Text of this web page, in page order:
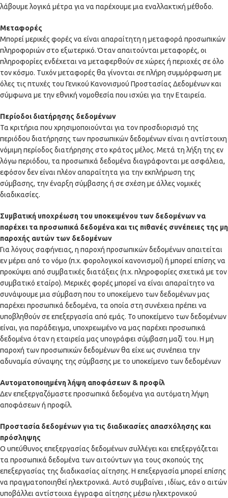
λάβουμε λογικά μέτρα για να παρέχουμε μια εναλλακτική μέθοδο.
Μεταφορές
Μπορεί μερικές φορές να είναι απαραίτητη η μεταφορά προσωπικών
πληροφοριών στο εξωτερικό. Όταν απαιτούνται μεταφορές, οι
πληροφορίες ενδέχεται να μεταφερθούν σε χώρες ή περιοχές σε όλο
τον κόσμο. Τυχόν μεταφορές θα γίνονται σε πλήρη συμμόρφωση με
όλες τις πτυχές του Γενικού Κανονισμού Προστασίας Δεδομένων και
σύμφωνα με την εθνική νομοθεσία που ισχύει για την Εταιρεία.
Περίοδοι διατήρησης δεδομένων
Τα κριτήρια που χρησιμοποιούνται για τον προσδιορισμό της
περιόδου διατήρησης των προσωπικών δεδομένων είναι η αντίστοιχη
νόμιμη περίοδος διατήρησης στο κράτος μέλος. Μετά τη λήξη της εν
λόγω περιόδου, τα προσωπικά δεδομένα διαγράφονται με ασφάλεια,
εφόσον δεν είναι πλέον απαραίτητα για την εκπλήρωση της
σύμβασης, την έναρξη σύμβασης ή σε σχέση με άλλες νομικές
διαδικασίες.
Συμβατική υποχρέωση του υποκειμένου των δεδομένων να
παρέχει τα προσωπικά δεδομένα και τις πιθανές συνέπειες της μη
παροχής αυτών των δεδομένων
Για λόγους σαφήνειας, η παροχή προσωπικών δεδομένων απαιτείται
εν μέρει από το νόμο (π.χ. φορολογικοί κανονισμοί) ή μπορεί επίσης να
προκύψει από συμβατικές διατάξεις (π.χ. πληροφορίες σχετικά με τον
συμβατικό εταίρο). Μερικές φορές μπορεί να είναι απαραίτητο να
συνάψουμε μια σύμβαση που το υποκείμενο των δεδομένων μας
παρέχει προσωπικά δεδομένα, τα οποία στη συνέχεια πρέπει να
υποβληθούν σε επεξεργασία από εμάς. Το υποκείμενο των δεδομένων
είναι, για παράδειγμα, υποχρεωμένο να μας παρέχει προσωπικά
δεδομένα όταν η εταιρεία μας υπογράφει σύμβαση μαζί του. Η μη
παροχή των προσωπικών δεδομένων θα είχε ως συνέπεια την
αδυναμία σύναψης της σύμβασης με το υποκείμενο των δεδομένων
Αυτοματοποιημένη λήψη αποφάσεων & προφίλ
Δεν επεξεργαζόμαστε προσωπικά δεδομένα για αυτόματη λήψη
αποφάσεων ή προφίλ.
Προστασία δεδομένων για τις διαδικασίες απασχόλησης και
πρόσληψης
Ο υπεύθυνος επεξεργασίας δεδομένων συλλέγει και επεξεργάζεται
τα προσωπικά δεδομένα των αιτούντων για τους σκοπούς της
επεξεργασίας της διαδικασίας αίτησης. Η επεξεργασία μπορεί επίσης
να πραγματοποιηθεί ηλεκτρονικά. Αυτό συμβαίνει , ιδίως, εάν ο αιτών
υποβάλλει αντίστοιχα έγγραφα αίτησης μέσω ηλεκτρονικού